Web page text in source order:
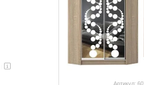
Артикул: